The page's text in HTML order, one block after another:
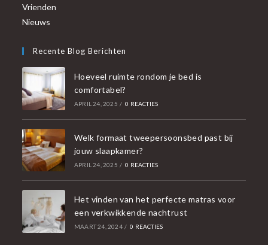
Vrienden
Nieuws
Recente Blog Berichten
Hoeveel ruimte rondom je bed is
comfortabel?
APRIL 24, 2025 / 0 REACTIES
Welk formaat tweepersoonsbed past bij
jouw slaapkamer?
APRIL 24, 2025 / 0 REACTIES
Het vinden van het perfecte matras voor
een verkwikkende nachtrust
MAART 24, 2024 / 0 REACTIES